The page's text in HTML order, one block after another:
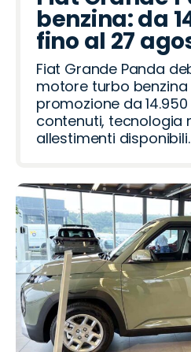
benzina: da
fino al 27
Fiat Grande Panda
motore turbo benzina
promozione da
contenuti, tecnologia
allestimenti disponibili.